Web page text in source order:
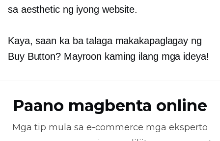
sa aesthetic ng iyong website.
Kaya, saan ka ba talaga makakapaglagay ng
Buy Button? Mayroon kaming ilang mga ideya!
Paano magbenta online
Mga tip mula sa e-commerce mga eksperto